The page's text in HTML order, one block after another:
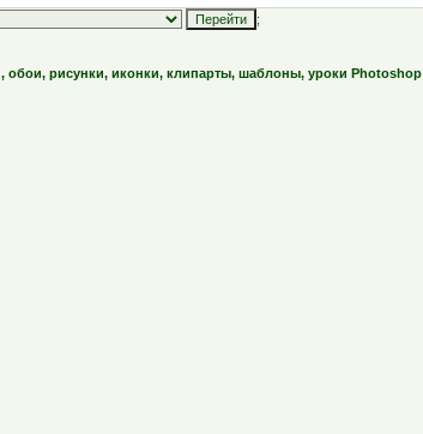
;
обои, рисунки, иконки, клипарты, шаблоны, уроки Photoshop